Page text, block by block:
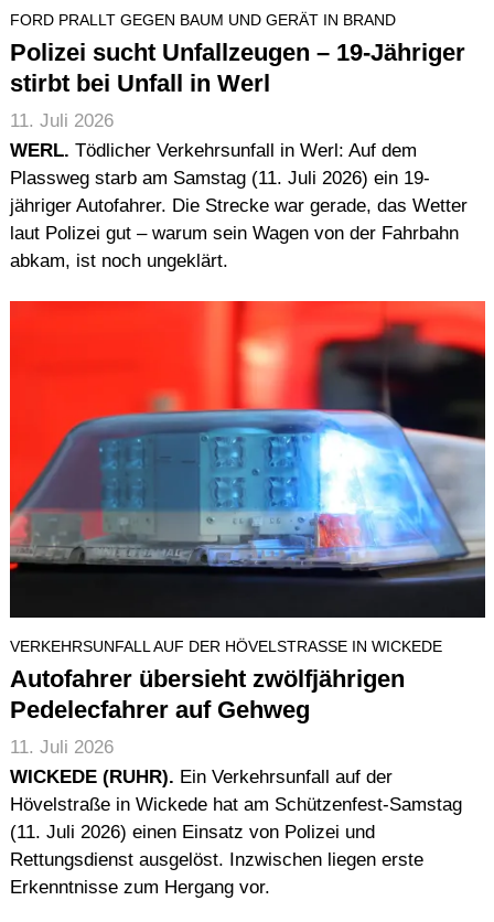
FORD PRALLT GEGEN BAUM UND GERÄT IN BRAND
Polizei sucht Unfallzeugen – 19-Jähriger
stirbt bei Unfall in Werl
11. Juli 2026
WERL. Tödlicher Verkehrsunfall in Werl: Auf dem
Plassweg starb am Samstag (11. Juli 2026) ein 19-
jähriger Autofahrer. Die Strecke war gerade, das Wetter
laut Polizei gut – warum sein Wagen von der Fahrbahn
abkam, ist noch ungeklärt.
VERKEHRSUNFALL AUF DER HÖVELSTRASSE IN WICKEDE
Autofahrer übersieht zwölfjährigen
Pedelecfahrer auf Gehweg
11. Juli 2026
WICKEDE (RUHR). Ein Verkehrsunfall auf der
Hövelstraße in Wickede hat am Schützenfest-Samstag
(11. Juli 2026) einen Einsatz von Polizei und
Rettungsdienst ausgelöst. Inzwischen liegen erste
Erkenntnisse zum Hergang vor.